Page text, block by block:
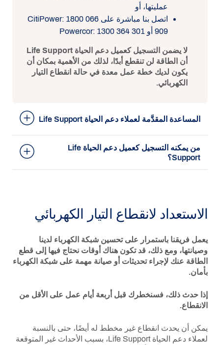
عمليتها، أو
اتصل بنا مباشرة على CitiPower: 1800 066
909 أو Powercor: 1300 364 301
لا يضمن التسجيل كعميل دعم الحياة Life Support
أن الطاقة لن تنقطع أبدًا، لذلك من الأهمية بمكان أن
يكون لديك خطة عمل معدة في حالة انقطاع التيار
الكهربائي.
المساعدة المقدَّمة لعملاء دعم الحياة Life Support
من يمكنه التسجيل كعميل دعم الحياة Life
Support؟
الاستعداد لانقطاع التيار الكهربائي
يعمل فريقنا باستمرار على تحسين شبكة الكهرباء لدينا
وصيانتها، ومع ذلك، قد تكون هناك أوقات نحتاج فيها إلى قطع
الطاقة عنك لإجراء تحديثات أو صيانة مهمة على شبكة الكهرباء
بأمان.
إذا حدث ذلك، فسنخطرك قبل أربعة أيام عمل على الأقل من
الانقطاع.
يمكن أن يحدث انقطاع غير مخطط له أيضًا، حتى بالنسبة
لعملاء دعم الحياة Life Support، بسبب الأحداث غير المتوقعة